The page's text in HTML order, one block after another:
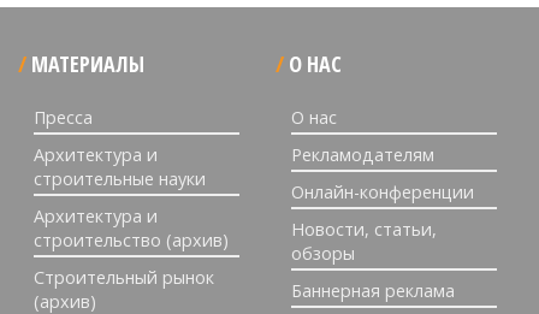
МАТЕРИАЛЫ
Пресса
Архитектура и
строительные науки
Архитектура и
строительство (архив)
Строительный рынок
(архив)
О НАС
О нас
Рекламодателям
Онлайн-конференции
Новости, статьи,
обзоры
Баннерная реклама